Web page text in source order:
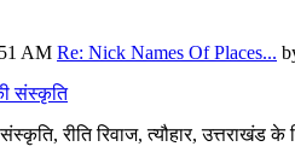
AM Re: Nick Names Of Places...
संस्कृति
रीति रिवाज, त्यौहार,